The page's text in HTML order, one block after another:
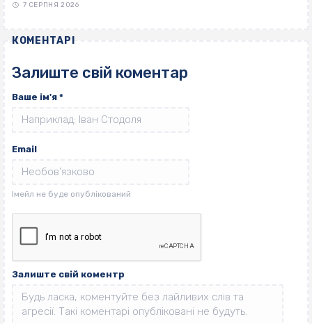
7 СЕРПНЯ 2026
КОМЕНТАРІ
Залиште свій коментар
Ваше ім'я *
Email
Залиште свій коментр